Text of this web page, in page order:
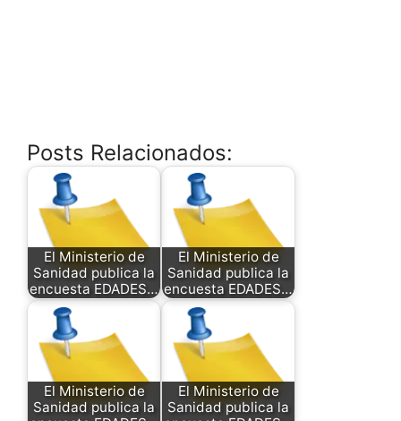
Posts Relacionados:
El Ministerio de
Sanidad publica la
encuesta EDADES…
El Ministerio de
Sanidad publica la
encuesta EDADES…
El Ministerio de
Sanidad publica la
El Ministerio de
Sanidad publica la